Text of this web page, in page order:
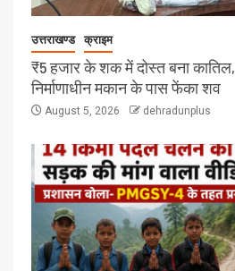
उत्तराखण्ड क्राइम
₹5 हजार के शक में दोस्त बना
निर्माणाधीन मकान के पास फेंका शव
August 5, 2026 dehradunplus